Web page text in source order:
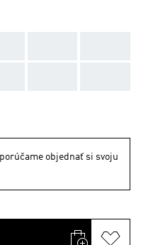
objednať si svoju